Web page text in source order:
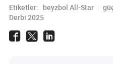
Etiketler: beyzbol All-Star
Derbi 2025